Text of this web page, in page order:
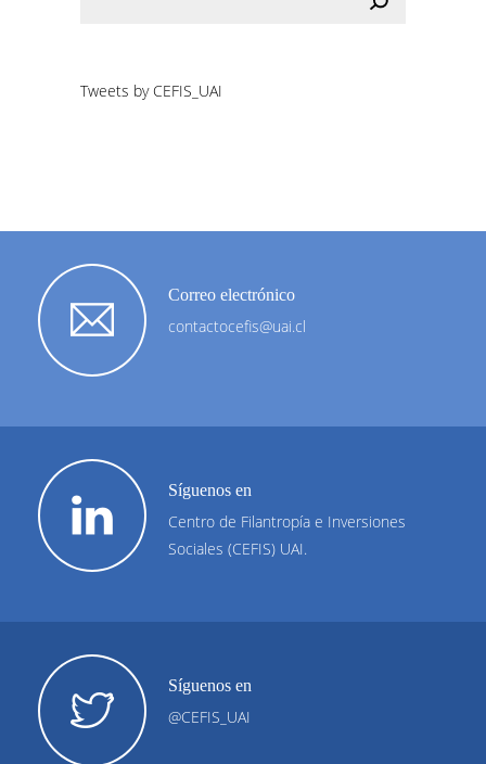
Tweets by CEFIS_UAI
Correo electrónico
contactocefis@uai.cl
Síguenos en
Centro de Filantropía e Inversiones
Sociales (CEFIS) UAI.
Síguenos en
@CEFIS_UAI